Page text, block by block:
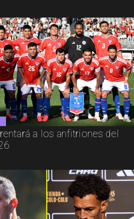
a los anfitriones del